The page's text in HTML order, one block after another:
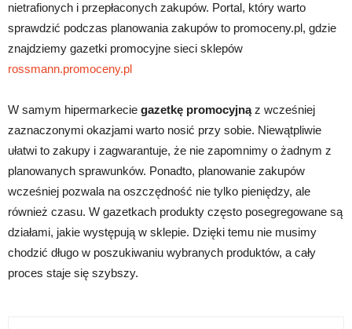
nietrafionych i przepłaconych zakupów. Portal, który warto
sprawdzić podczas planowania zakupów to promoceny.pl, gdzie
znajdziemy gazetki promocyjne sieci sklepów
rossmann.promoceny.pl
W samym hipermarkecie gazetkę promocyjnąz wcześniej
zaznaczonymi okazjami warto nosić przy sobie. Niewątpliwie
ułatwi to zakupy i zagwarantuje, że nie zapomnimy o żadnym z
planowanych sprawunków. Ponadto, planowanie zakupów
wcześniej pozwala na oszczędność nie tylko pieniędzy, ale
również czasu. W gazetkach produkty często posegregowane są
działami, jakie występują w sklepie. Dzięki temu nie musimy
chodzić długo w poszukiwaniu wybranych produktów, a cały
proces staje się szybszy.